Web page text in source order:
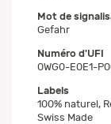
Mot de
Gefahr
Numéro d'UFI
0WG0-E0E1-
Labels
100% naturel,
Swiss Made